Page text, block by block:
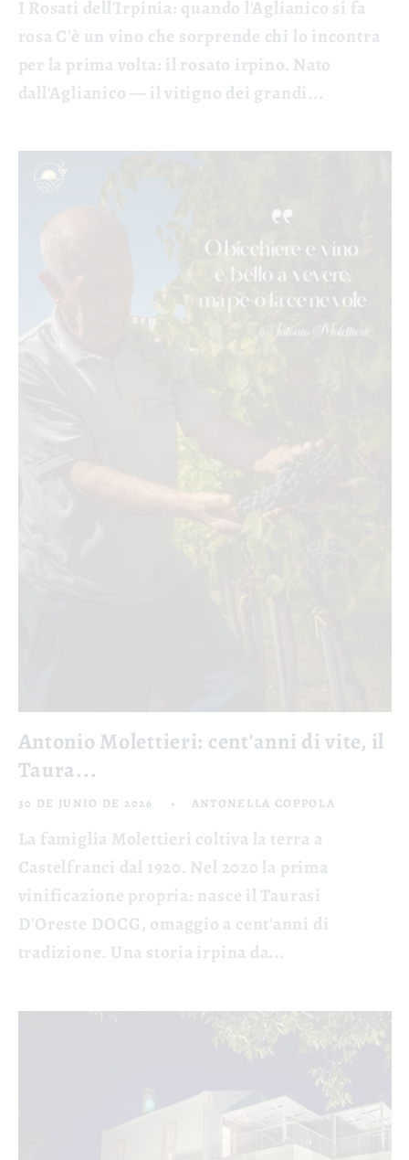
I Rosati dell'Irpinia: quando l'Aglianico si fa
rosa C'è un vino che sorprende chi lo incontra
per la prima volta: il rosato irpino. Nato
dall'Aglianico — il vitigno dei grandi...
Antonio Molettieri: cent'anni di vite, il
Taura...
30 DE JUNIO DE 2026 ANTONELLA COPPOLA
La famiglia Molettieri coltiva la terra a
Castelfranci dal 1920. Nel 2020 la prima
vinificazione propria: nasce il Taurasi
D'Oreste DOCG, omaggio a cent'anni di
tradizione. Una storia irpina da...